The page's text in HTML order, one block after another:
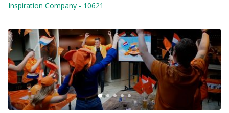
Inspiration Company - 10621